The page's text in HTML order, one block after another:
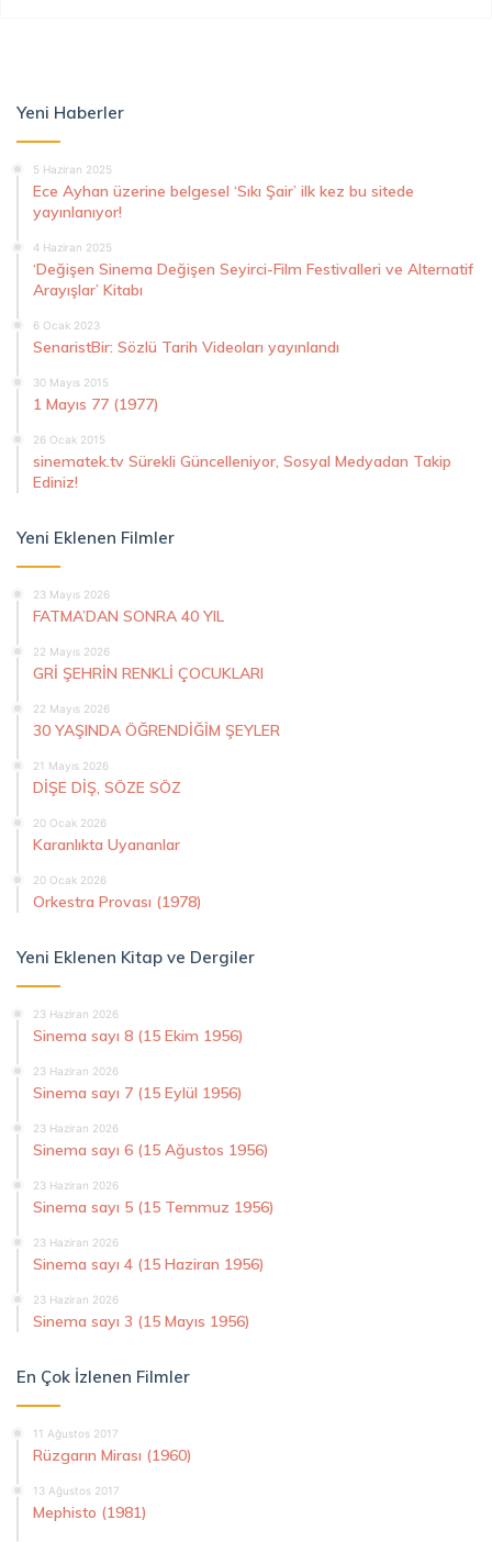
Yeni Haberler
5 Haziran 2025
Ece Ayhan üzerine belgesel ‘Sıkı Şair’ ilk kez bu sitede
yayınlanıyor!
4 Haziran 2025
‘Değişen Sinema Değişen Seyirci-Film Festivalleri ve Alternatif
Arayışlar’ Kitabı
6 Ocak 2023
SenaristBir: Sözlü Tarih Videoları yayınlandı
30 Mayıs 2015
1 Mayıs 77 (1977)
26 Ocak 2015
sinematek.tv Sürekli Güncelleniyor, Sosyal Medyadan Takip
Ediniz!
Yeni Eklenen Filmler
23 Mayıs 2026
FATMA’DAN SONRA 40 YIL
22 Mayıs 2026
GRİ ŞEHRİN RENKLİ ÇOCUKLARI
22 Mayıs 2026
30 YAŞINDA ÖĞRENDİĞİM ŞEYLER
21 Mayıs 2026
DİŞE DİŞ, SÖZE SÖZ
20 Ocak 2026
Karanlıkta Uyananlar
20 Ocak 2026
Orkestra Provası (1978)
Yeni Eklenen Kitap ve Dergiler
23 Haziran 2026
Sinema sayı 8 (15 Ekim 1956)
23 Haziran 2026
Sinema sayı 7 (15 Eylül 1956)
23 Haziran 2026
Sinema sayı 6 (15 Ağustos 1956)
23 Haziran 2026
Sinema sayı 5 (15 Temmuz 1956)
23 Haziran 2026
Sinema sayı 4 (15 Haziran 1956)
23 Haziran 2026
Sinema sayı 3 (15 Mayıs 1956)
En Çok İzlenen Filmler
11 Ağustos 2017
Rüzgarın Mirası (1960)
13 Ağustos 2017
Mephisto (1981)